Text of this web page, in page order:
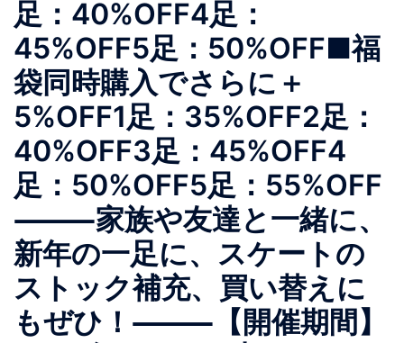
足：40%OFF4足：
45%OFF5足：50%OFF■福
袋同時購入でさらに＋
5%OFF1足：35%OFF2足：
40%OFF3足：45%OFF4
足：50%OFF5足：55%OFF
⸻家族や友達と一緒に、
新年の一足に、スケートの
ストック補充、買い替えに
もぜひ！⸻【開催期間】